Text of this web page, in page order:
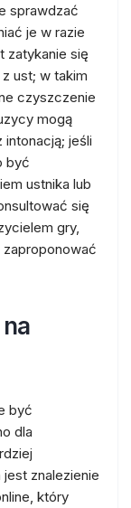
sprawdzać
je w razie
zatykanie się
ust; w takim
czyszczenie
mogą
jeśli
być
ustnika lub
się
gry,
być
dla
znalezienie
który